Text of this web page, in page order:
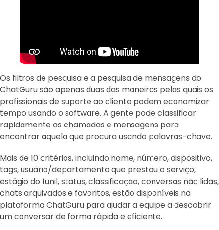
Os filtros de pesquisa e a pesquisa de mensagens do
ChatGuru são apenas duas das maneiras pelas quais os
profissionais de suporte ao cliente podem economizar
tempo usando o software. A gente pode classificar
rapidamente as chamadas e mensagens para
encontrar aquela que procura usando palavras-chave.
Mais de 10 critérios, incluindo nome, número, dispositivo,
tags, usuário/departamento que prestou o serviço,
estágio do funil, status, classificação, conversas não lidas,
chats arquivados e favoritos, estão disponíveis na
plataforma ChatGuru para ajudar a equipe a descobrir
um conversar de forma rápida e eficiente.